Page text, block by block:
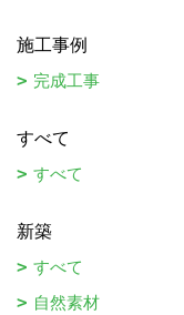
施工事例
完成工事
すべて
すべて
新築
すべて
自然素材